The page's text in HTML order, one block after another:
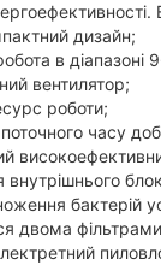
дизайн;
в
вентилятор;
роботи;
часу
бактерій
двома фільтрами